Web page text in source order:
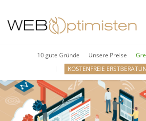
10 gute Gründe Unsere Preise
KOSTENFREIE